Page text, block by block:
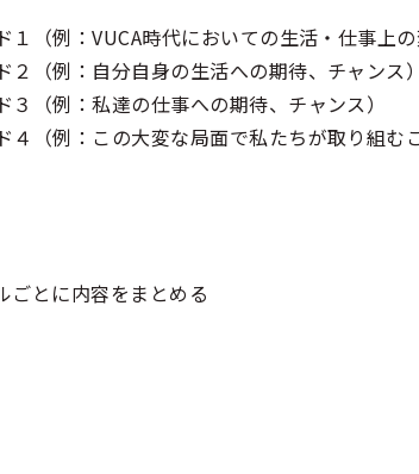
１（例：VUCA時代においての生活・仕事上の
２（例：自分自身の生活への期待、チャンス）​
３（例：私達の仕事への期待、チャンス）​
４（例：この大変な局面で私たちが取り組むこ
ごとに内容をまとめる​